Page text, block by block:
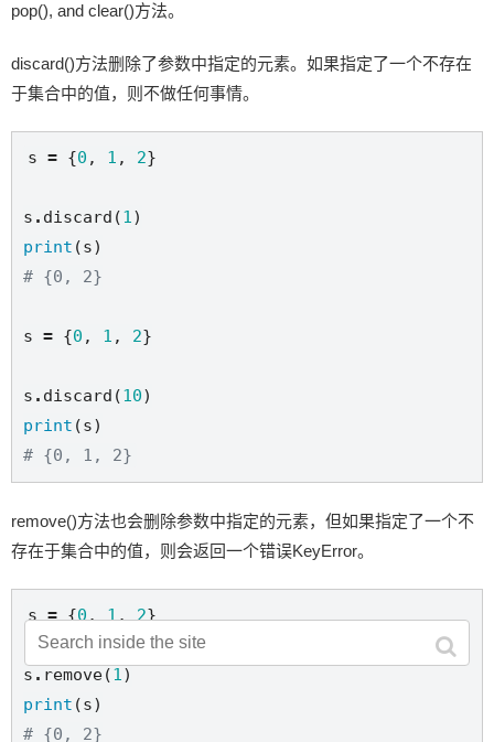
pop(), and clear()方法。
discard()方法删除了参数中指定的元素。如果指定了一个不存在
于集合中的值，则不做任何事情。
s = {0 , 1 , 2}
s . discard(1
print
# {0, 2}
s = {0 , 1 , 2}
s . discard(10
print
# {0, 1, 2}
remove()方法也会删除参数中指定的元素，但如果指定了一个不
存在于集合中的值，则会返回一个错误KeyError。
s = {0, 1, 2}
s . remove(1
print
# {0, 2}